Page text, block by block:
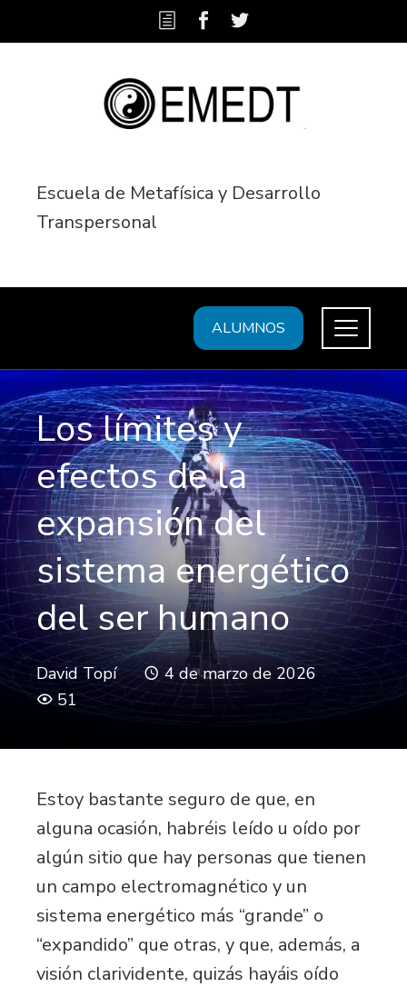
Escuela de Metafísica y Desarrollo
Transpersonal
ALUMNOS
Los límites y
efectos de la
expansión del
sistema energético
del ser humano
David Topí
4 de marzo de 2026
51
Estoy bastante seguro de que, en
alguna ocasión, habréis leído u oído por
algún sitio que hay personas que tienen
un campo electromagnético y un
sistema energético más “grande” o
“expandido” que otras, y que, además, a
visión clarividente, quizás hayáis oído